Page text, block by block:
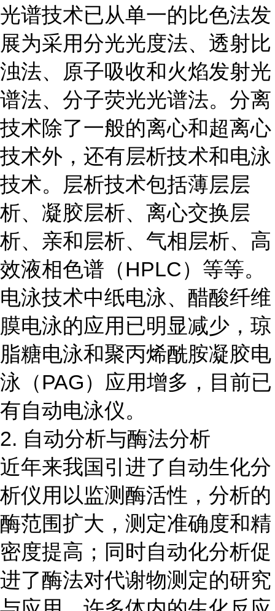
光谱技术已从单一的比色法发
展为采用分光光度法、透射比
浊法、原子吸收和火焰发射光
谱法、分子荧光光谱法。分离
技术除了一般的离心和超离心
技术外，还有层析技术和电泳
技术。层析技术包括薄层层
析、凝胶层析、离心交换层
析、亲和层析、气相层析、高
效液相色谱（HPLC）等等。
电泳技术中纸电泳、醋酸纤维
膜电泳的应用已明显减少，琼
脂糖电泳和聚丙烯酰胺凝胶电
泳（PAG）应用增多，目前已
有自动电泳仪。
2. 自动分析与酶法分析
近年来我国引进了自动生化分
析仪用以监测酶活性，分析的
酶范围扩大，测定准确度和精
密度提高；同时自动化分析促
进了酶法对代谢物测定的研究